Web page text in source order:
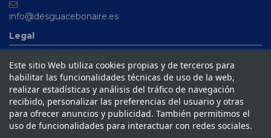
info@desguacebonaire.es
Legal
Política de cookies
Aviso legal
Condiciones de venta
Este sitio Web utiliza cookies propias y de terceros para
habilitar las funcionalidades técnicas de uso de la web,
realizar estadísticas y análisis del tráfico de navegación
recibido, personalizar las preferencias del usuario y otras
para ofrecer anuncios y publicidad. También permitimos el
uso de funcionalidades para interactuar con redes sociales.